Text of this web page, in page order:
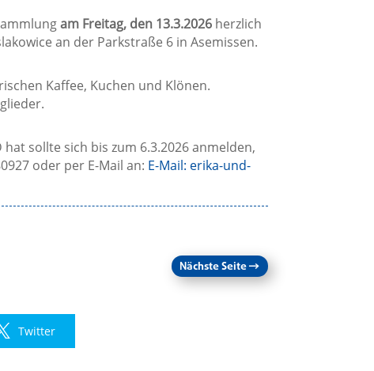
am Freitag, den 13.3.2026 herzlich
an der Parkstraße 6 in Asemissen.
Kaffee, Kuchen und Klönen.
sollte sich bis zum 6.3.2026 anmelden,
oder per E-Mail an: E-Mail: erika-und-
Nächste Seite→
Twitter